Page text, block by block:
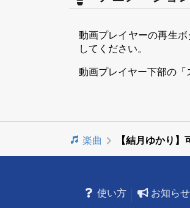
動画プレイヤーの再生
してください。
動画プレイヤー下部の「
楽曲 【結月ゆかり
使い方 お知らせ